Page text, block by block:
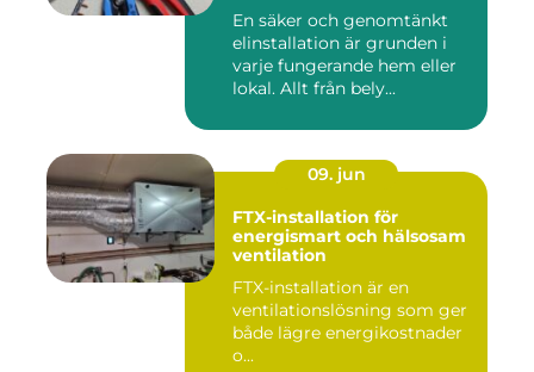
En säker och genomtänkt
elinstallation är grunden i
varje fungerande hem eller
lokal. Allt från bely...
09. jun
FTX-installation för
energismart och hälsosam
ventilation
FTX-installation är en
ventilationslösning som ger
både lägre energikostnader
o...